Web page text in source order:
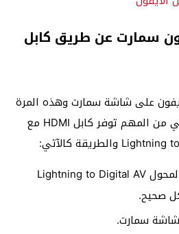
سمارت عن طريق كابل
على شاشة سمارت وهذه المرة
الطريقة مختلفة نوعاً والتي من المهم توفر كابل HDMI مع
احرص على توصيل المحول Lightning to Digital AV
سمارت.